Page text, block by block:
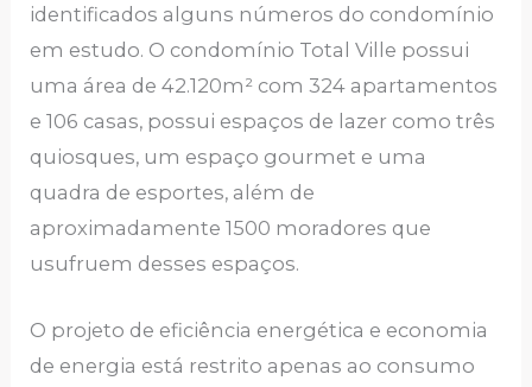
identificados alguns números do condomínio
em estudo. O condomínio Total Ville possui
uma área de 42.120m² com 324 apartamentos
e 106 casas, possui espaços de lazer como três
quiosques, um espaço gourmet e uma
quadra de esportes, além de
aproximadamente 1500 moradores que
usufruem desses espaços.
O projeto de eficiência energética e economia
de energia está restrito apenas ao consumo